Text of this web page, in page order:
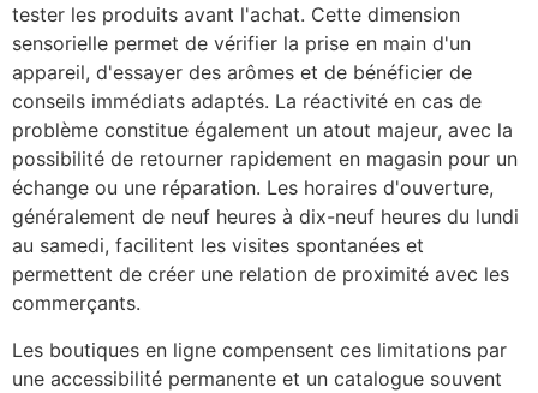
tester les produits avant l'achat. Cette dimension
sensorielle permet de vérifier la prise en main d'un
appareil, d'essayer des arômes et de bénéficier de
conseils immédiats adaptés. La réactivité en cas de
problème constitue également un atout majeur, avec la
possibilité de retourner rapidement en magasin pour un
échange ou une réparation. Les horaires d'ouverture,
généralement de neuf heures à dix-neuf heures du lundi
au samedi, facilitent les visites spontanées et
permettent de créer une relation de proximité avec les
commerçants.
Les boutiques en ligne compensent ces limitations par
une accessibilité permanente et un catalogue souvent